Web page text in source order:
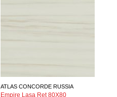
ATLAS CONCORDE RUSSIA
Empire Lasa Ret 80X80